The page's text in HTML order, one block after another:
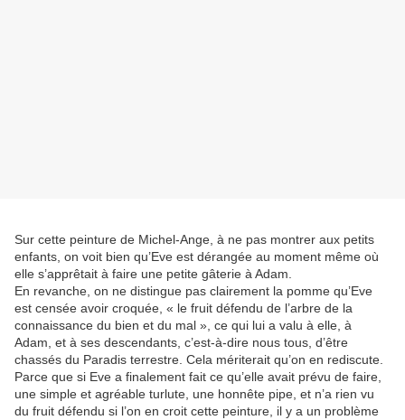
Sur cette peinture de Michel-Ange, à ne pas montrer aux petits
enfants, on voit bien qu’Eve est dérangée au moment même où
elle s’apprêtait à faire une petite gâterie à Adam.
En revanche, on ne distingue pas clairement la pomme qu’Eve
est censée avoir croquée, « le fruit défendu de l’arbre de la
connaissance du bien et du mal », ce qui lui a valu à elle, à
Adam, et à ses descendants, c’est-à-dire nous tous, d’être
chassés du Paradis terrestre. Cela mériterait qu’on en rediscute.
Parce que si Eve a finalement fait ce qu’elle avait prévu de faire,
une simple et agréable turlute, une honnête pipe, et n’a rien vu
du fruit défendu si l’on en croit cette peinture, il y a un problème